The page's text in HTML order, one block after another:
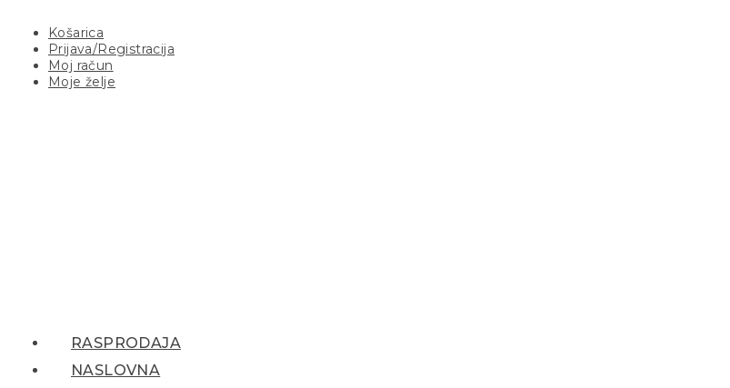
Košarica
Prijava/Registracija
Moj račun
Moje želje
RASPRODAJA
NASLOVNA